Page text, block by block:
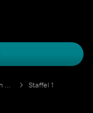
Regular Show: Die verlorenen Videos
Staffel 1